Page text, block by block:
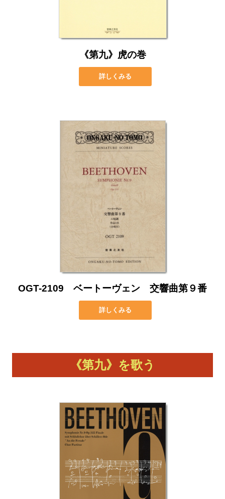
《第九》虎の巻
詳しくみる
OGT-2109 ベートーヴェン 交響曲第９番
詳しくみる
《第九》を歌う